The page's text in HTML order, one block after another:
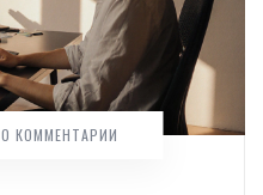
0 КОММЕНТАРИИ